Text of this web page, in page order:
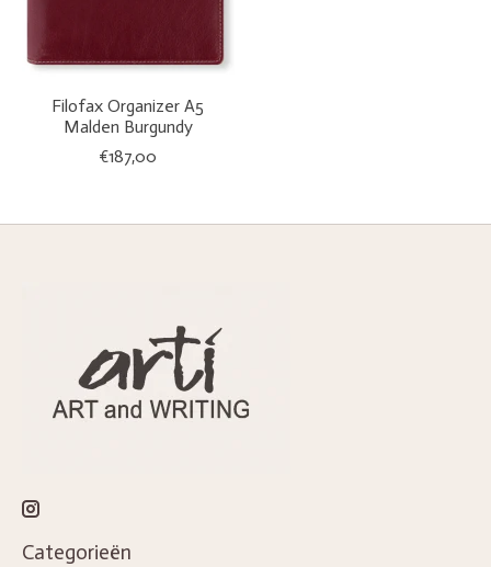
Filofax Organizer A5
Malden Burgundy
€187,00
Categorieën